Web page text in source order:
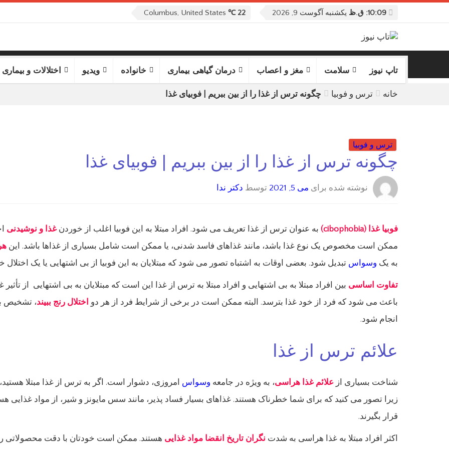
10:09: ق.ظ یکشنبه آگوست 9, 2026 22 ℃
تاپ نیوز سلامت مغز و اعصاب درمان گیاهی بیماری خانواده ویدیو اختلالات و
خانه ترس و فوبیا چگونه ترس از غذا را از بین ببریم | فوبیای غذا
ترس و فوبیا
چگونه ترس از غذا را از بین ببریم | فوبیای غذا
نوشته شده برای می 5, 2021 توسط دکتر ندا
فوبیا غذا (cibophobia) به عنوان ترس از غذا تعریف می شود. افراد مبتلا به این فوبیا اغلب از خوردنغذا و نوشیدنی
ممکن است مخصوص یک نوع غذا باشد، مانند غذاهای فاسد شدنی، یا ممکن است شامل بسیاری از غذاها باشد. این
به یک وسواس تبدیل شود. بعضی اوقات به اشتباه تصور می شود که مبتلایان به این فوبیا از بی اشتهایی یا یک
تفاوت اساسی بین افراد مبتلا به بی اشتهایی و افراد مبتلا به ترس از غذا این است که مبتلایان به بی اشتهایی از
باعث می شود که فرد از خود غذا بترسد. البته ممکن است در برخی از شرایط فرد از هر دو
اختلال رنج ببیند، تشخیص
انجام شود.
علائم ترس از غذا
شناخت بسیاری از علائم غذا هراسی، به ویژه در جامعه وسواس امروزی، دشوار است. اگر به ترس از غذا مبتلا
زیرا تصور می کنید که برای شما خطرناک هستند. غذاهای بسیار فساد پذیر، مانند سس مایونز و شیر، از مواد
قرار بگیرند.
اکثر افراد مبتلا به غذا هراسی به شدت نگران تاریخ انقضا مواد غذایی هستند. ممکن است خودتان با دقت محصولاتی را